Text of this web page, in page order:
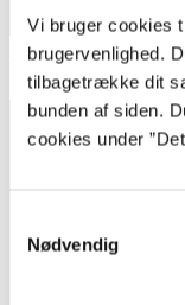
Vi bruger cookies
brugervenlighed.
tilbagetrække dit
bunden af siden.
cookies under
Nødvendig
Pac-man and the